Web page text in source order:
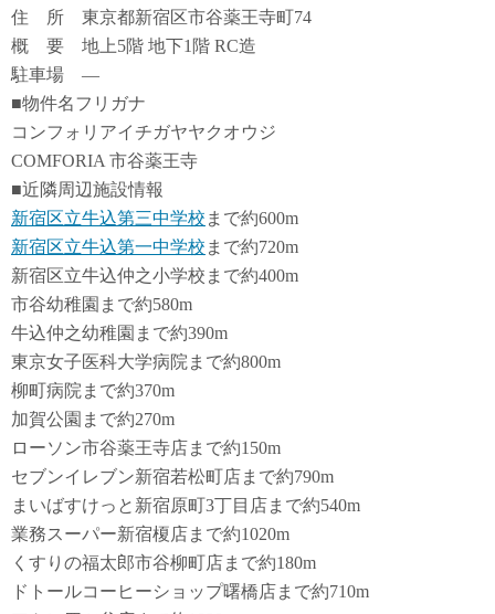
住 所 東京都新宿区市谷薬王寺町74
概 要 地上5階 地下1階 RC造
駐車場 ―
■物件名フリガナ
コンフォリアイチガヤヤクオウジ
COMFORIA 市谷薬王寺
■近隣周辺施設情報
新宿区立牛込第三中学校 まで約600m
新宿区立牛込第一中学校 まで約720m
新宿区立牛込仲之小学校まで約400m
市谷幼稚園まで約580m
牛込仲之幼稚園まで約390m
東京女子医科大学病院まで約800m
柳町病院まで約370m
加賀公園まで約270m
ローソン市谷薬王寺店まで約150m
セブンイレブン新宿若松町店まで約790m
まいばすけっと新宿原町3丁目店まで約540m
業務スーパー新宿榎店まで約1020m
くすりの福太郎市谷柳町店まで約180m
ドトールコーヒーショップ曙橋店まで約710m